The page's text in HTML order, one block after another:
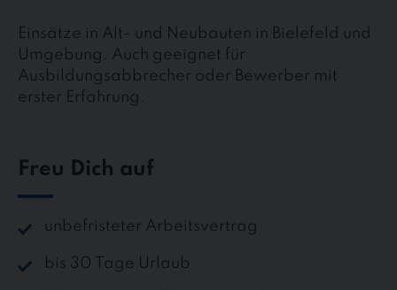
Einsätze in Alt- und Neubauten in Bielefeld und
Umgebung. Auch geeignet für
Ausbildungsabbrecher oder Bewerber mit
erster Erfahrung.
Freu Dich auf
unbefristeter Arbeitsvertrag
bis 30 Tage Urlaub